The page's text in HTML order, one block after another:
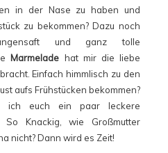
in der Nase zu haben und
zu bekommen? Dazu noch
und ganz tolle
Marmelade hat mir die liebe
Einfach himmlisch zu den
aufs Frühstücken bekommen?
ich euch ein paar leckere
So Knackig, wie Großmutter
nicht? Dann wird es Zeit!